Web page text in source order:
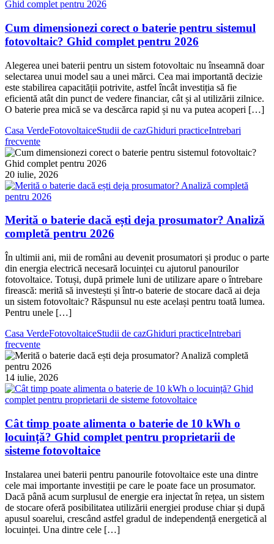
Cum dimensionezi corect o baterie pentru sistemul
fotovoltaic? Ghid complet pentru 2026
Alegerea unei baterii pentru un sistem fotovoltaic nu înseamnă doar
selectarea unui model sau a unei mărci. Cea mai importantă decizie
este stabilirea capacității potrivite, astfel încât investiția să fie
eficientă atât din punct de vedere financiar, cât și al utilizării zilnice.
O baterie prea mică se va descărca rapid și nu va putea acoperi […]
Casa VerdeFotovoltaiceStudii de cazGhiduri practiceIntrebari
frecvente
20 iulie, 2026
Merită o baterie dacă ești deja prosumator? Analiză
completă pentru 2026
În ultimii ani, mii de români au devenit prosumatori și produc o parte
din energia electrică necesară locuinței cu ajutorul panourilor
fotovoltaice. Totuși, după primele luni de utilizare apare o întrebare
firească: merită să investești și într-o baterie de stocare dacă ai deja
un sistem fotovoltaic? Răspunsul nu este același pentru toată lumea.
Pentru unele […]
Casa VerdeFotovoltaiceStudii de cazGhiduri practiceIntrebari
frecvente
14 iulie, 2026
Cât timp poate alimenta o baterie de 10 kWh o
locuință? Ghid complet pentru proprietarii de
sisteme fotovoltaice
Instalarea unei baterii pentru panourile fotovoltaice este una dintre
cele mai importante investiții pe care le poate face un prosumator.
Dacă până acum surplusul de energie era injectat în rețea, un sistem
de stocare oferă posibilitatea utilizării energiei produse chiar și după
apusul soarelui, crescând astfel gradul de independență energetică al
locuinței. Una dintre cele […]